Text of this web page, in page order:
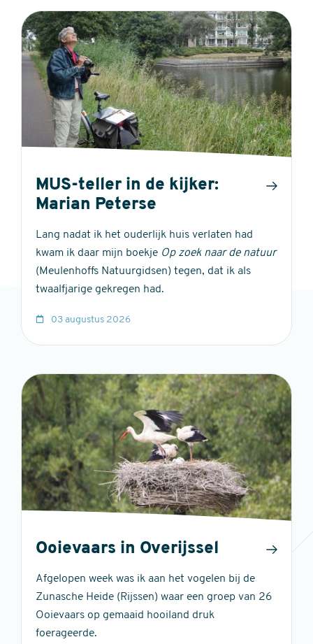
MUS-teller in de kijker:
Marian Peterse
Lang nadat ik het ouderlijk huis verlaten had
kwam ik daar mijn boekje Op zoek naar de natuur
(Meulenhoffs Natuurgidsen) tegen, dat ik als
twaalfjarige gekregen had.
03 augustus 2026
Ooievaars in Overijssel
Afgelopen week was ik aan het vogelen bij de
Zunasche Heide (Rijssen) waar een groep van 26
Ooievaars op gemaaid hooiland druk
foerageerde.